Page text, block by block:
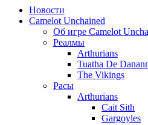
Новости
Camelot Unchained
Об игре Camelot
Реалмы
Arthurians
Tuatha De
The Vikings
Расы
Arthurians
Cait Sith
Gargoyles